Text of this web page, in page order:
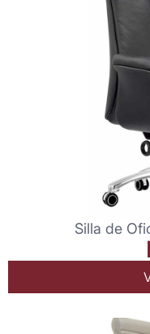
Silla de